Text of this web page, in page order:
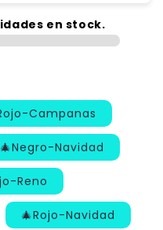
en stock.
Campanas
🎄Negro-Navidad
Reno
🎄Rojo-Navidad